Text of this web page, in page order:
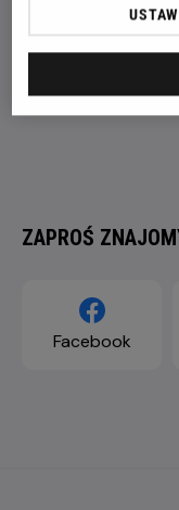
ZAPROŚ
Facebook